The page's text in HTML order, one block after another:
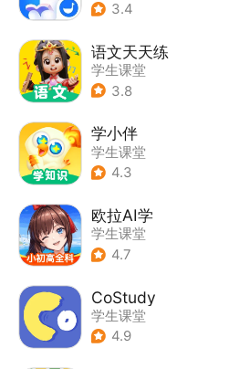
3.4
语文天天练
学生课堂
3.8
学小伴
学生课堂
4.3
欧拉AI学
学生课堂
4.7
CoStudy
学生课堂
4.9